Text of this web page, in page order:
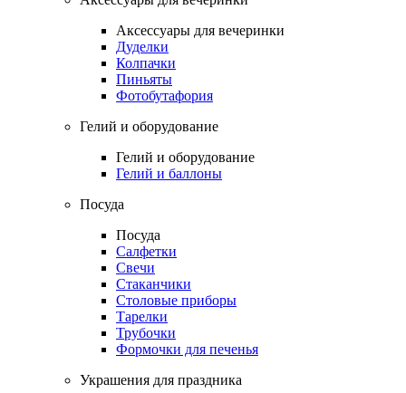
Аксессуары для вечеринки
Дуделки
Колпачки
Пиньяты
Фотобутафория
Гелий и оборудование
Гелий и оборудование
Гелий и баллоны
Посуда
Посуда
Салфетки
Свечи
Стаканчики
Столовые приборы
Тарелки
Трубочки
Формочки для печенья
Украшения для праздника